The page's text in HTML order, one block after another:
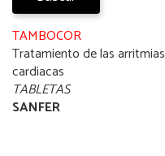
TAMBOCOR
Tratamiento de las arritmias
cardiacas
TABLETAS
SANFER